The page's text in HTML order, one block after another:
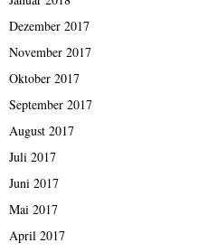
Dezember 2017
November 2017
Oktober 2017
September 2017
August 2017
Juli 2017
Juni 2017
Mai 2017
April 2017